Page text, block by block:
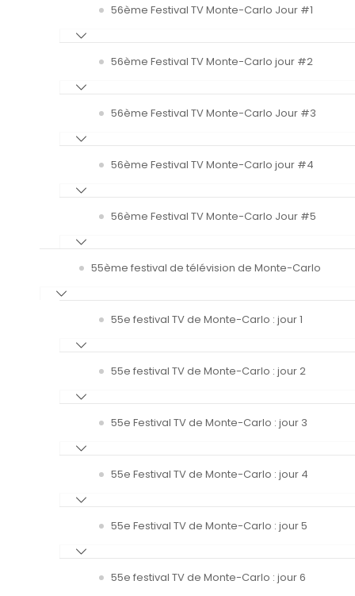
56ème Festival TV Monte-Carlo Jour #1
56ème Festival TV Monte-Carlo jour #2
56ème Festival TV Monte-Carlo Jour #3
56ème Festival TV Monte-Carlo jour #4
56ème Festival TV Monte-Carlo Jour #5
55ème festival de télévision de Monte-Carlo
55e festival TV de Monte-Carlo : jour 1
55e festival TV de Monte-Carlo : jour 2
55e Festival TV de Monte-Carlo : jour 3
55e Festival TV de Monte-Carlo : jour 4
55e Festival TV de Monte-Carlo : jour 5
55e festival TV de Monte-Carlo : jour 6